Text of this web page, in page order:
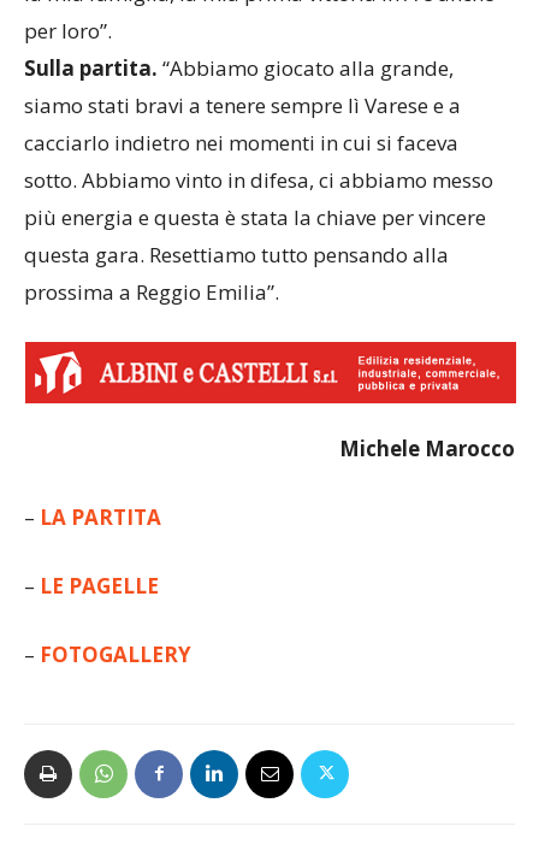
per loro”.
Sulla partita. “Abbiamo giocato alla grande,
siamo stati bravi a tenere sempre lì Varese e a
cacciarlo indietro nei momenti in cui si faceva
sotto. Abbiamo vinto in difesa, ci abbiamo messo
più energia e questa è stata la chiave per vincere
questa gara. Resettiamo tutto pensando alla
prossima a Reggio Emilia”.
Michele Marocco
– LA PARTITA
– LE PAGELLE
– FOTOGALLERY